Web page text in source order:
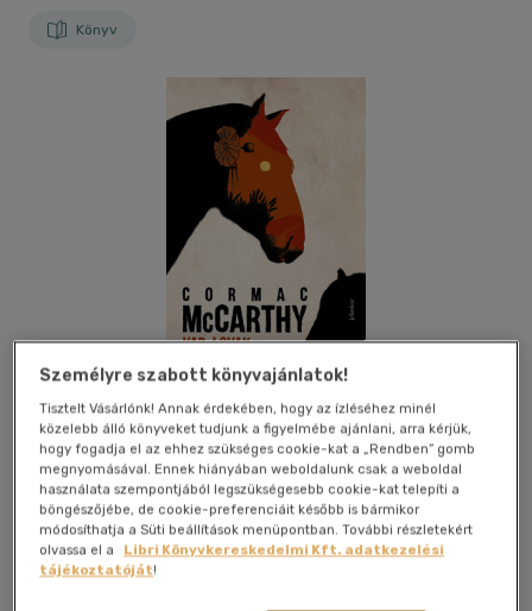
Könyv
Kívánságlistához adom Megosztom
(2 vélemény)
Jelenkor Kiadó|2019
Személyre szabott könyvajánlatok!
Tisztelt Vásárlónk! Annak érdekében, hogy az ízléséhez minél
közelebb álló könyveket tudjunk a figyelmébe ajánlani, arra kérjük,
hogy fogadja el az ehhez szükséges cookie-kat a „Rendben” gomb
megnyomásával. Ennek hiányában weboldalunk csak a weboldal
használata szempontjából legszükségesebb cookie-kat telepíti a
böngészőjébe, de cookie-preferenciáit később is bármikor
módosíthatja a Süti beállítások menüpontban. További részletekért
olvassa el a
Libri Könyvkereskedelmi Kft. adatkezelési
tájékoztatóját!